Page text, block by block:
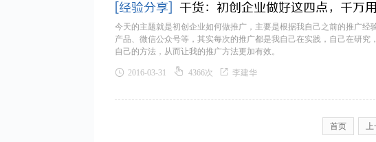
[经验分享] 干货：初创企业做好这四点，千万用
今天的主题就是初创企业如何做推广，主要是根据我自己之前的推广经
产品、微信公众号等，其实每次的推广都是我自己在实践，自己在研
自己的方法，从而让我的推广方法更加有效。
 2016-03-31  4366次  李建华
首页 上